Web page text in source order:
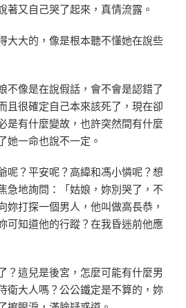
著又自己哭了起來，真情流露。
大大的，像是根本聽不懂她在說些
不像是在說假話，會不會是認錯了
且很確定自己本來該死了，現在卻
是有什麼變故，也許突然間有什麼
她一命也說不一定。
呢？平安呢？高緯和馮小憐呢？想
急地詢問：「姑娘，妳別哭了，不
妳打探一個男人，他叫做高長恭，
可知道他的行蹤？在我昏迷前他應
？這兒是後宮，怎麼可能有什麼男
衛大人嗎？公公鐵定是不算的，妳